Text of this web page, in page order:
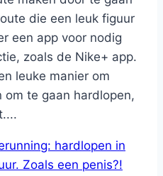
die een leuk figuur
een app voor nodig
zoals de Nike+ app.
leuke manier om
om te gaan hardlopen,
hardlopen in
Zoals een penis?!